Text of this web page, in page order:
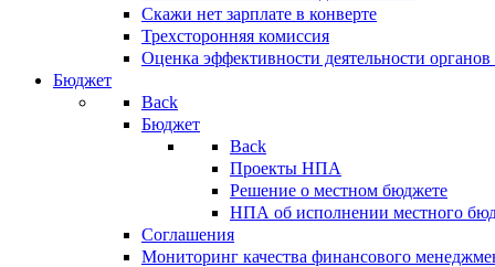
Скажи нет зарплате в конверте
Трехсторонняя комиссия
Оценка эффективности деятельности
Бюджет
Back
Бюджет
Back
Проекты НПА
Решение о местном бюджете
НПА об исполнении местного
Соглашения
Мониторинг качества финансового